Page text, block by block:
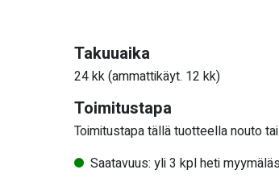
Takuuaika
24 kk (ammattikäyt. 12 kk)
Toimitustapa
Toimitustapa tällä tuotteella nouto
Saatavuus: yli 3 kpl heti